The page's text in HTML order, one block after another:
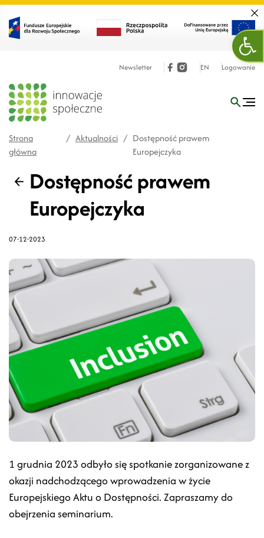
Newsletter EN Logowanie
Strona
główna
/ Aktualności / Dostępność prawem
Europejczyka
Wstecz
Dostępność prawem
Europejczyka
07-12-2023
1 grudnia 2023 odbyło się spotkanie zorganizowane z
okazji nadchodzącego wprowadzenia w życie
Europejskiego Aktu o Dostępności. Zapraszamy do
obejrzenia seminarium.